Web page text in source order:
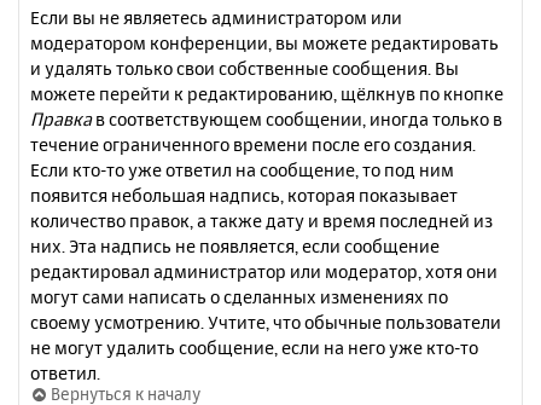
Если вы не являетесь администратором или
модератором конференции, вы можете редактировать
и удалять только свои собственные сообщения. Вы
можете перейти к редактированию, щёлкнув по кнопке
Правкав соответствующем сообщении, иногда только в
течение ограниченного времени после его создания.
Если кто-то уже ответил на сообщение, то под ним
появится небольшая надпись, которая показывает
количество правок, а также дату и время последней из
них. Эта надпись не появляется, если сообщение
редактировал администратор или модератор, хотя они
могут сами написать о сделанных изменениях по
своему усмотрению. Учтите, что обычные пользователи
не могут удалить сообщение, если на него уже кто-то
ответил.
Вернуться к началу